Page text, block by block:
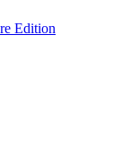
Edition